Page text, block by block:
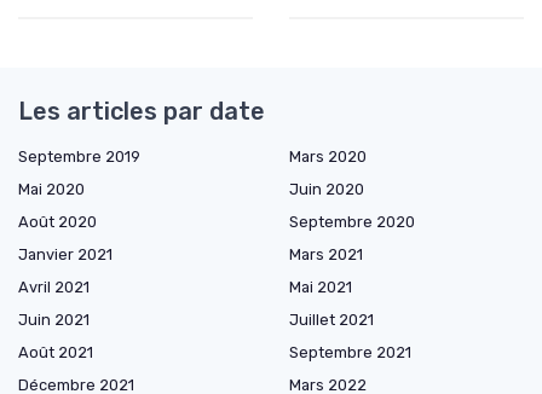
Les articles par date
Septembre 2019
Mars 2020
Mai 2020
Juin 2020
Août 2020
Septembre 2020
Janvier 2021
Mars 2021
Avril 2021
Mai 2021
Juin 2021
Juillet 2021
Août 2021
Septembre 2021
Décembre 2021
Mars 2022